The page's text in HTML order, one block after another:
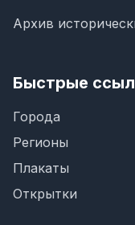
Архив
Быстрые
Города
Регионы
Плакаты
Открытки